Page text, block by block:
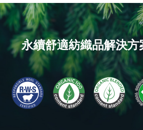
永續舒適紡織品解決方